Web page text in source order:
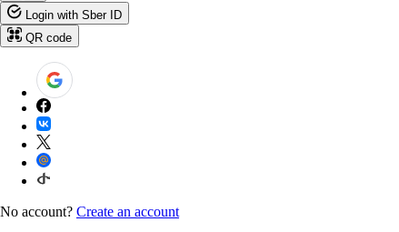
Login with Sber ID
QR code
No account? Create an account